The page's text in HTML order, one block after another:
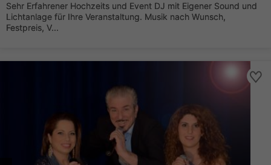
Sehr Erfahrener Hochzeits und Event DJ mit Eigener Sound und
Lichtanlage für Ihre Veranstaltung. Musik nach Wunsch,
Festpreis, V...